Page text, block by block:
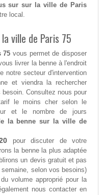
sur sur la ville de Paris
local.
ville de Paris 75
75 vous permet de disposer
livrer la benne à l'endroit
notre secteur d'intervention
et viendra la rechercher
Consultez nous pour
le moins cher selon le
et le nombre de jours
la benne sur la ville de
pour discuter de votre
la benne la plus adaptée
un devis gratuit et pas
selon vos besoins)
volume approprié pour la
nous contacter en